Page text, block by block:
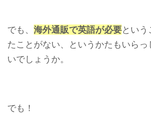
でも、 海外通販で英語が必要とい
たことがない、というかたもいらっ
いでしょうか。
でも！